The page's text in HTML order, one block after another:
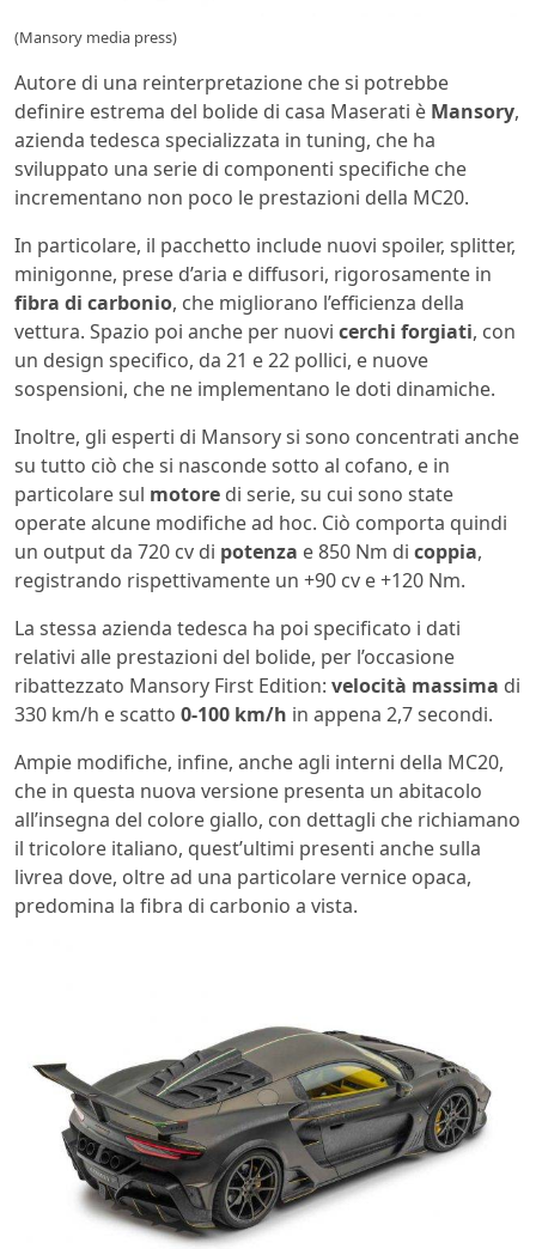
(Mansory media press)
Autore di una reinterpretazione che si potrebbe
definire estrema del bolide di casa Maserati è Mansory,
azienda tedesca specializzata in tuning, che ha
sviluppato una serie di componenti specifiche che
incrementano non poco le prestazioni della MC20.
In particolare, il pacchetto include nuovi spoiler, splitter,
minigonne, prese d’aria e diffusori, rigorosamente in
fibra di carbonio, che migliorano l’efficienza della
vettura. Spazio poi anche per nuovi cerchi forgiati, con
un design specifico, da 21 e 22 pollici, e nuove
sospensioni, che ne implementano le doti dinamiche.
Inoltre, gli esperti di Mansory si sono concentrati anche
su tutto ciò che si nasconde sotto al cofano, e in
particolare sul motore di serie, su cui sono state
operate alcune modifiche ad hoc. Ciò comporta quindi
un output da 720 cv di potenza e 850 Nm di coppia,
registrando rispettivamente un +90 cv e +120 Nm.
La stessa azienda tedesca ha poi specificato i dati
relativi alle prestazioni del bolide, per l’occasione
ribattezzato Mansory First Edition: velocità massima di
330 km/h e scatto 0-100 km/h in appena 2,7 secondi.
Ampie modifiche, infine, anche agli interni della MC20,
che in questa nuova versione presenta un abitacolo
all’insegna del colore giallo, con dettagli che richiamano
il tricolore italiano, quest’ultimi presenti anche sulla
livrea dove, oltre ad una particolare vernice opaca,
predomina la fibra di carbonio a vista.